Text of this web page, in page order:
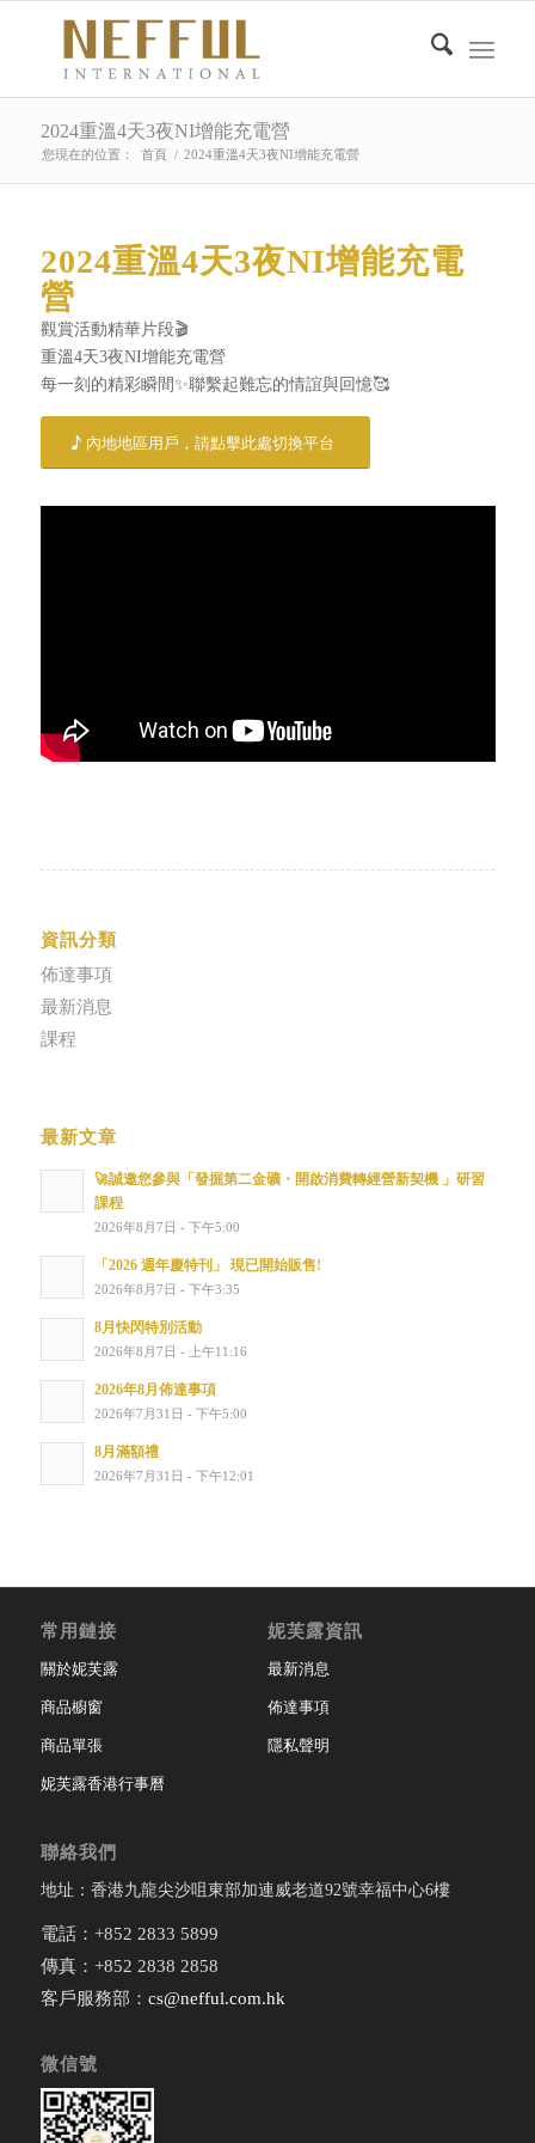
2024重溫4天3夜NI增能充電營
您現在的位置： 首頁 / 2024重溫4天3夜NI增能充電營
2024重溫4天3夜NI增能充電
營
觀賞活動精華片段🎬
重溫4天3夜NI增能充電營
每一刻的精彩瞬間✨聯繫起難忘的情誼與回憶🥰
內地地區用戶，請點擊此處切換平台
資訊分類
佈達事項
最新消息
課程
最新文章
🚀誠邀您參與「發掘第二金礦・開啟消費轉經營新契機 」研習
課程
2026年8月7日 - 下午5:00
「2026 週年慶特刊」 現已開始販售!
2026年8月7日 - 下午3:35
8月快閃特別活動
2026年8月7日 - 上午11:16
2026年8月佈達事項
2026年7月31日 - 下午5:00
8月滿額禮
2026年7月31日 - 下午12:01
常用鏈接
關於妮芙露
商品櫥窗
商品單張
妮芙露香港行事曆
妮芙露資訊
最新消息
佈達事項
隱私聲明
聯絡我們
地址：香港九龍尖沙咀東部加連威老道92號幸福中心6樓
電話：+852 2833 5899
傳真：+852 2838 2858
客戶服務部： cs@nefful.com.hk
微信號